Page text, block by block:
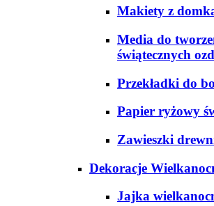
Makiety z
Media do
świątecznych
Przekładki do
Papier ryżowy
Zawieszki
Dekoracje
Jajka